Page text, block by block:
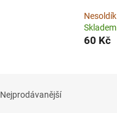
Nesoldík
Skladem
60 Kč
Nejprodávanější